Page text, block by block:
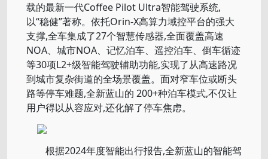
载的最新一代Coffee Pilot Ultra智能驾驶系统,
以“稳健”著称。依托Orin-X高算力域控平台的强大
支撑,全车集成了27个智慧传感器,全面覆盖高速
NOA、城市NOA、记忆泊车、遥控泊车、倒车循迹
等30项L2+级智能驾驶辅助功能,实现了从高速路况
到城市复杂街道的全场景覆盖。面对窄车位或断头
路等停车难题,全新蓝山的 200+种泊车模式,不仅让
用户得以从容应对,还化解了停车焦虑。
根据2024年度智能出行报告,全新蓝山的智能驾